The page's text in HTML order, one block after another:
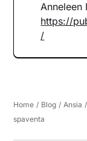
https://
/
Home / Blog / Ansia /
spaventa